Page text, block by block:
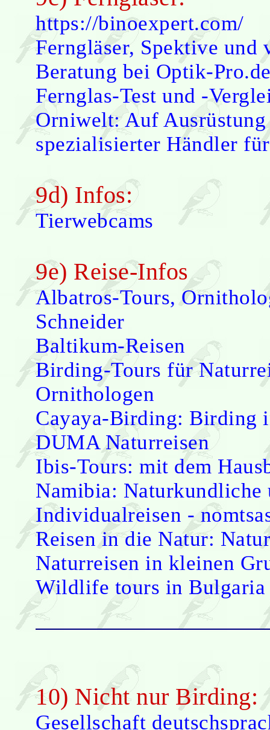
https://binoexpert.com/
Ferngläser, Spektive
Beratung bei Optik-
Fernglas-Test und -
Orniwelt: Auf
spezialisierter Händler
9d) Infos:
Tierwebcams
9e) Reise-Infos
Albatros-Tours,
Schneider
Baltikum-Reisen
Birding-Tours für
Ornithologen
Cayaya-Birding: Birding
DUMA Naturreisen
Ibis-Tours: mit dem
Namibia: Naturkundliche
Individualreisen -
Reisen in die Natur:
Naturreisen in kleinen
Wildlife tours in Bulgaria
10) Nicht nur Birding:
Gesellschaft